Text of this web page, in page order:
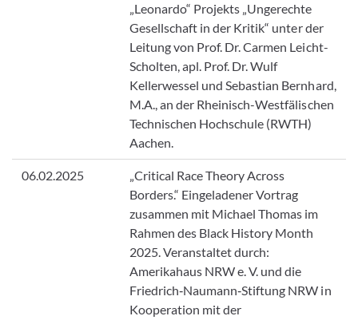
„Leonardo“ Projekts „Ungerechte
Gesellschaft in der Kritik“ unter der
Leitung von Prof. Dr. Carmen Leicht-
Scholten, apl. Prof. Dr. Wulf
Kellerwessel und Sebastian Bernhard,
M.A., an der Rheinisch-Westfälischen
Technischen Hochschule (RWTH)
Aachen.
06.02.2025
„Critical Race Theory Across
Borders.“ Eingeladener Vortrag
zusammen mit Michael Thomas im
Rahmen des Black History Month
2025. Veranstaltet durch:
Amerikahaus NRW e. V. und die
Friedrich‐Naumann‐Stiftung NRW in
Kooperation mit der